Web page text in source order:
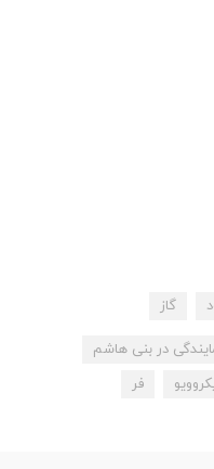
گاز
در بنی هاشم
فر